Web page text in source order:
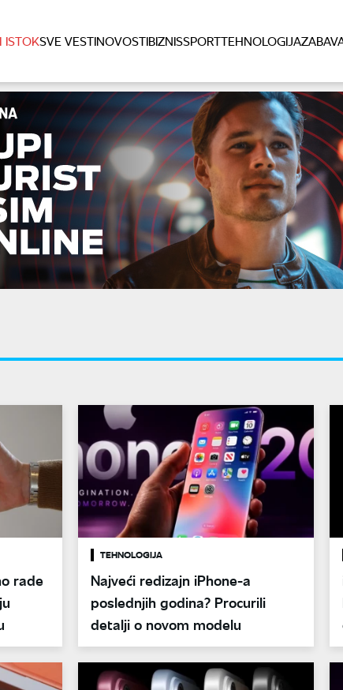
ISTOKSVE VESTINOVOSTIBIZNISSPORTTEHNOLOGIJA
rade
TEHNOLOGIJA
Najveći redizajn iPhone-a
poslednjih godina? Procurili
detalji o novom modelu